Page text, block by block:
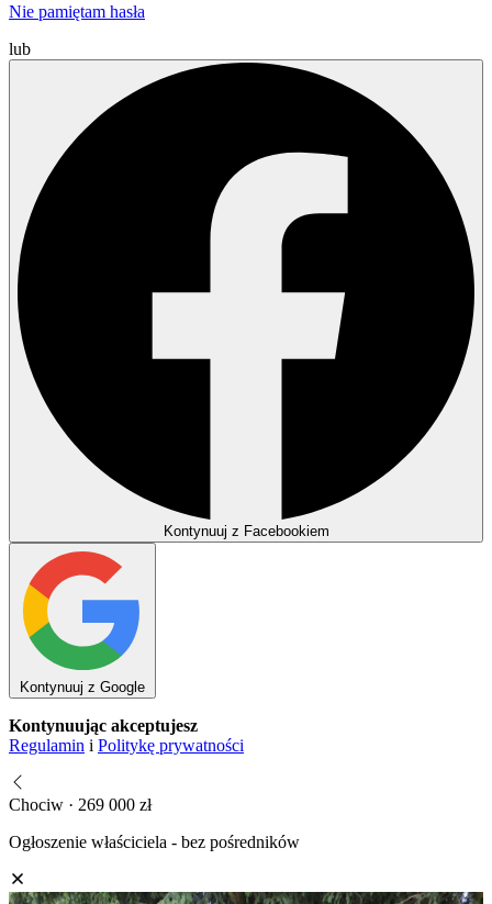
Nie pamiętam hasła
lub
Kontynuuj z Facebookiem
Kontynuuj z Google
Kontynuując akceptujesz
Regulamin i Politykę prywatności
Chociw · 269 000 zł
Ogłoszenie właściciela - bez pośredników